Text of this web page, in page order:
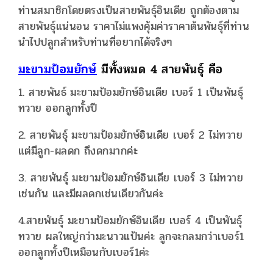
ท่านสมาชิกโดยตรงเป็นสายพันธุ์อินเดีย ถูกต้องตาม
สายพันธุ์แน่นอน ราคาไม่แพงคุ้มค่าราคาต้นพันธุ์ที่ท่าน
นำไปปลูกสำหรับท่านที่อยากได้จริงๆ
มะขามป้อมยักษ์มีทั้งหมด 4 สายพันธุ์ คือ
1. สายพันธ์ มะขามป้อมยักษ์อินเดีย เบอร์ 1 เป็นพันธุ์
ทวาย ออกลูกทั้งปี
2. สายพันธุ์ มะขามป้อมยักษ์อินเดีย เบอร์ 2 ไม่ทวาย
แต่มีลูก-ผลดก ถึงดกมากค่ะ
3. สายพันธุ์ มะขามป้อมยักษ์อินเดีย เบอร์ 3 ไม่ทวาย
เช่นกัน และมีผลดกเช่นเดียวกันค่ะ
4.สายพันธุ์ มะขามป้อมยักษ์อินเดีย เบอร์ 4 เป็นพันธุ์
ทวาย ผลใหญ่กว่ามะนาวแป้นค่ะ ลูกจะกลมกว่าเบอร์1
ออกลูกทั้งปีเหมือนกับเบอร์1ค่ะ